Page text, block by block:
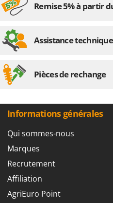
Remise 5% à partir
Assistance technique
Pièces de rechange
Informations générales
Qui sommes-nous
Marques
Recrutement
Affiliation
AgriEuro Point